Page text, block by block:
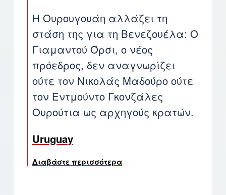
Η Ουρουγουάη αλλάζει τη
στάση της για τη Βενεζουέλα: Ο
Γιαμαντού Όρσι, ο νέος
πρόεδρος, δεν αναγνωρίζει
ούτε τον Νικολάς Μαδούρο ούτε
τον Εντμούντο Γκονζάλες
Ουρούτια ως αρχηγούς κρατών.
Uruguay
Διαβάστε περισσότερα